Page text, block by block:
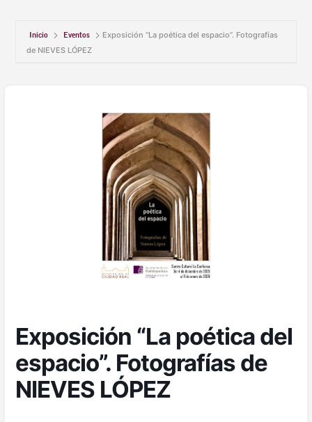
Inicio Eventos
Exposición “La poética del espacio”. Fotografías
de NIEVES LÓPEZ
Exposición “La poética del
espacio”. Fotografías de
NIEVES LÓPEZ